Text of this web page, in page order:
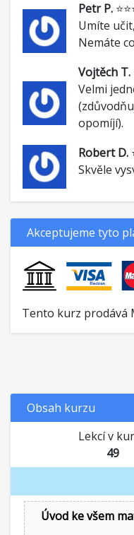
Petr P.
Umíte
Nemáte
Vojtěch T.
Velmi
opomíjí).
Robert D.
Skvěle
Akceptujeme tyto
Tento kurz prodává
Obsah kurzu
Lekcí v
49
Úvod ke všem